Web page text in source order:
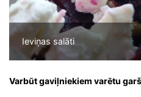
Ieviņas salāti
Varbūt gaviļniekiem varētu